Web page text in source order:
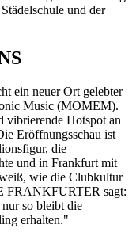
und der
ein neuer Ort gelebter
Music (MOMEM).
vibrierende Hotspot an
Eröffnungsschau ist
die
und in Frankfurt mit
wie die Clubkultur
FRANKFURTER sagt:
nur so bleibt die
erhalten."